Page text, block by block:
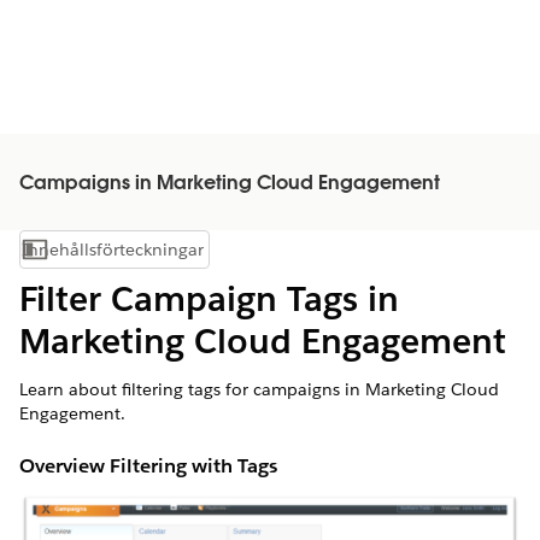
Campaigns in Marketing Cloud Engagement
Visa innehållsförteckning
Innehållsförteckningar
Filter Campaign Tags in
Marketing Cloud Engagement
Learn about filtering tags for campaigns in Marketing Cloud
Engagement.
Overview Filtering with Tags